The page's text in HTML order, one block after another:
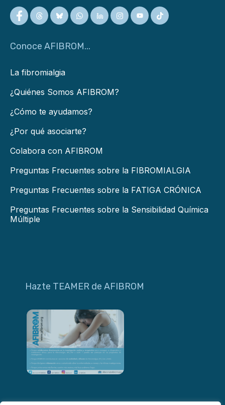
Conoce AFIBROM...
La fibromialgia
¿Quiénes Somos AFIBROM?
¿Cómo te ayudamos?
¿Por qué asociarte?
Colabora con AFIBROM
Preguntas Frecuentes sobre la FIBROMIALGIA
Preguntas Frecuentes sobre la FATIGA CRÓNICA
Preguntas Frecuentes sobre la Sensibilidad Química
Múltiple
Hazte TEAMER de AFIBROM